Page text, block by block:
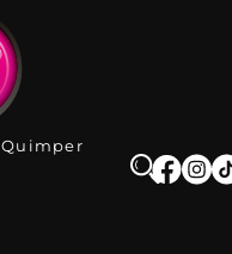
Quimper